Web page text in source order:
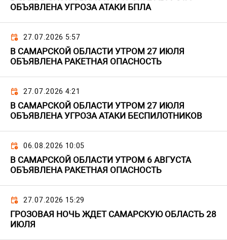
ОБЪЯВЛЕНА УГРОЗА АТАКИ БПЛА
27.07.2026 5:57
В САМАРСКОЙ ОБЛАСТИ УТРОМ 27 ИЮЛЯ
ОБЪЯВЛЕНА РАКЕТНАЯ ОПАСНОСТЬ
27.07.2026 4:21
В САМАРСКОЙ ОБЛАСТИ УТРОМ 27 ИЮЛЯ
ОБЪЯВЛЕНА УГРОЗА АТАКИ БЕСПИЛОТНИКОВ
06.08.2026 10:05
В САМАРСКОЙ ОБЛАСТИ УТРОМ 6 АВГУСТА
ОБЪЯВЛЕНА РАКЕТНАЯ ОПАСНОСТЬ
27.07.2026 15:29
ГРОЗОВАЯ НОЧЬ ЖДЕТ САМАРСКУЮ ОБЛАСТЬ 28
ИЮЛЯ